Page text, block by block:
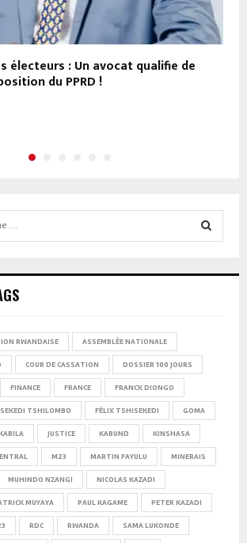
électeurs : Un avocat qualifie de
du PPRD !
RWANDAISE ASSEMBLÉE NATIONALE
COUR DE CASSATION DOSSIER 100 JOURS
FINANCE FRANCE FRANCK DIONGO
TSHILOMBO FÉLIX TSHISEKEDI GOMA
JUSTICE KABUND KINSHASA
M23 MARTIN FAYULU MINERAIS
MUHINDO NZANGI NICOLAS KAZADI
MUYAYA PAUL KAGAME PETER KAZADI
RDC RWANDA SAMA LUKONDE